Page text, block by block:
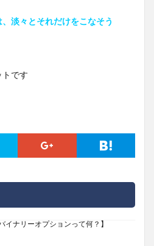
淡々とそれだけをこなそう
トです
イナリーオプションって何？】